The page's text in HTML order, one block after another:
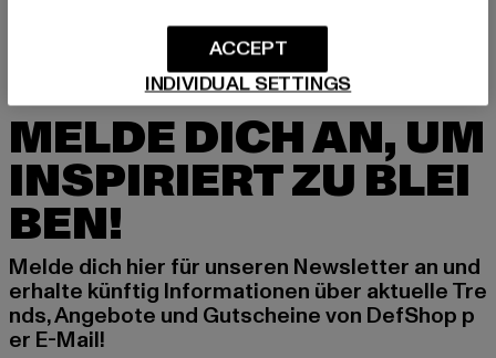
MELDE DICH AN, UM
INSPIRIERT ZU BLEI
BEN!
Melde dich hier für unseren Newsletter an und
erhalte künftig Informationen über aktuelle Tre
nds, Angebote und Gutscheine von DefShop p
er E-Mail!
INDIVIDUAL SETTINGS
ACCEPT